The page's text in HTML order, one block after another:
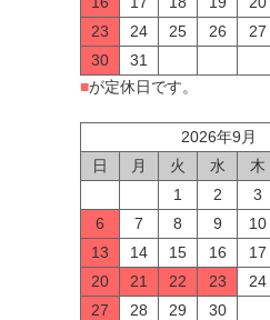
23
24 25 26 27
30
31
■が定休日です。
2026年9月
日
月 火 水 木
1
2 3
6
7 8 9 10
13
14 15 16 17
20
21 22 23 24
27
28 29
30